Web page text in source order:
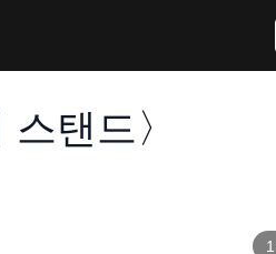
탠드〉
1